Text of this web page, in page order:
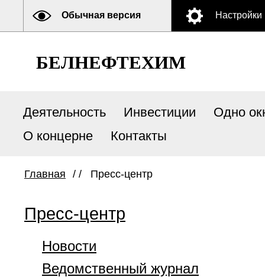
Обычная версия Настройки
БЕЛНЕФТЕХИМ
Деятельность Инвестиции
Одно
О концерне
Контакты
Главная / / Пресс-центр
Пресс-центр
Новости
Ведомственный журнал